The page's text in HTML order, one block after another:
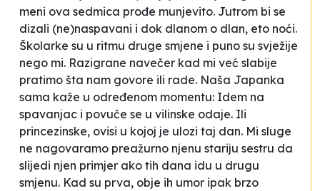
meni ova sedmica prođe munjevito. Jutrom bi se
dizali (ne)naspavani i dok dlanom o dlan, eto noći.
Školarke su u ritmu druge smjene i puno su svježije
nego mi. Razigrane navečer kad mi već slabije
pratimo šta nam govore ili rade. Naša Japanka
sama kaže u određenom momentu: Idem na
spavanjac i povuče se u vilinske odaje. Ili
princezinske, ovisi u kojoj je ulozi taj dan. Mi sluge
ne nagovaramo preažurno njenu stariju sestru da
slijedi njen primjer ako tih dana idu u drugu
smjenu. Kad su prva, obje ih umor ipak brzo